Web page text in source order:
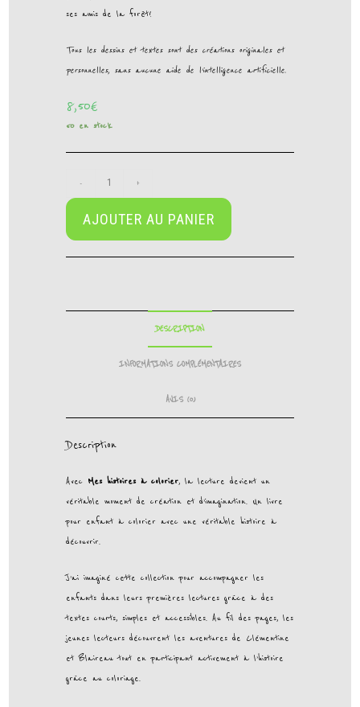
ses amis de la forêt!
Tous les dessins et textes sont des créations originales et
personnelles, sans aucune aide de l’intelligence artificielle.
8,50€
50 en stock
- +
AJOUTER AU PANIER
DESCRIPTION
INFORMATIONS COMPLÉMENTAIRES
AVIS (0)
Description
Avec Mes histoires à colorier, la lecture devient un
véritable moment de création et d’imagination. Un livre
pour enfant à colorier avec une véritable histoire à
découvrir.
J’ai imaginé cette collection pour accompagner les
enfants dans leurs premières lectures grâce à des
textes courts, simples et accessibles. Au fil des pages, les
jeunes lecteurs découvrent les aventures de Clémentine
et Blaireau tout en participant activement à l’histoire
grâce au coloriage.